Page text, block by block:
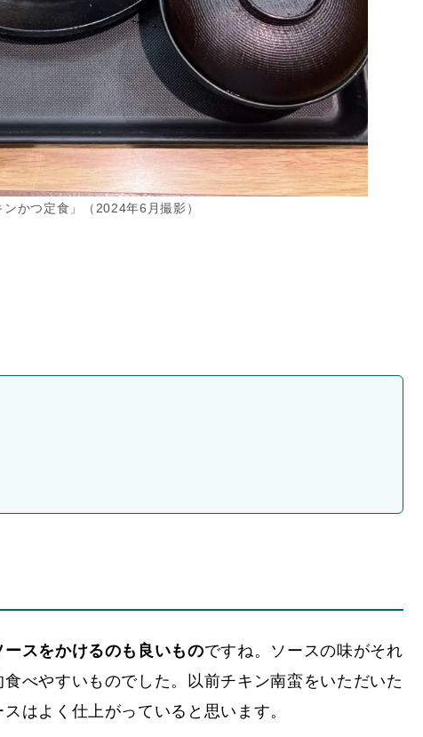
かつ定食」（2024年6月撮影）
スをかけるのも良いものですね。ソースの味がそれ
べやすいものでした。以前チキン南蛮をいただいた
はよく仕上がっていると思います。